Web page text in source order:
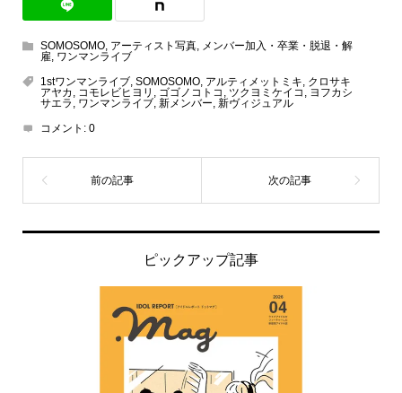
SOMOSOMO, アーティスト写真, メンバー加入・卒業・脱退・解
雇, ワンマンライブ
1stワンマンライブ, SOMOSOMO, アルティメットミキ, クロサキ
アヤカ , コモレビヒヨリ , ゴゴノコトコ , ツクヨミケイコ , ヨフカシ
サエラ , ワンマンライブ, 新メンバー, 新ヴィジュアル
コメント: 0
ピックアップ記事